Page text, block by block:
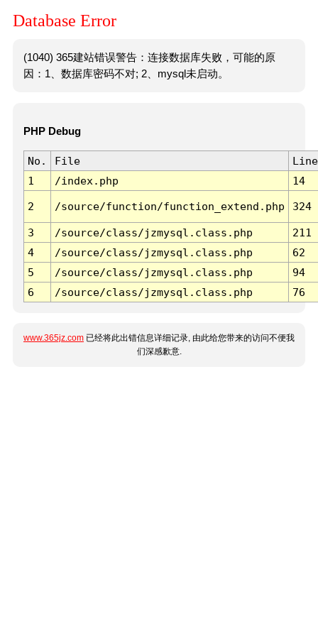
Database Error
(1040) 365建站错误警告：连接数据库失败，可能的原
因：1、数据库密码不对; 2、mysql未启动。
PHP Debug
No. File
Line
1
/index.php 14
2 /source/function/function_extend.php 324
3 /source/class/jzmysql.class.php
211
4
/source/class/jzmysql.class.php
62
5
/source/class/jzmysql.class.php
94
6
/source/class/jzmysql.class.php 76
www.365jz.com 已经将此出错信息详细记录, 由此给您带来的访问不便我
们深感歉意.